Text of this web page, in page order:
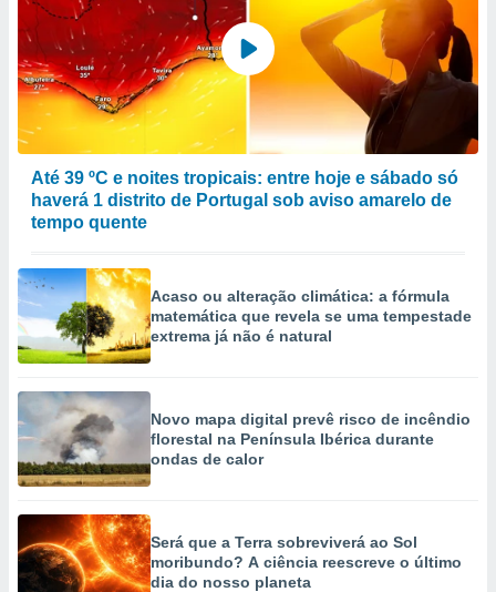
Até 39 ºC e noites tropicais: entre hoje e sábado só
haverá 1 distrito de Portugal sob aviso amarelo de
tempo quente
Acaso ou alteração climática: a fórmula
matemática que revela se uma tempestade
extrema já não é natural
Novo mapa digital prevê risco de incêndio
florestal na Península Ibérica durante
ondas de calor
Será que a Terra sobreviverá ao Sol
moribundo? A ciência reescreve o último
dia do nosso planeta